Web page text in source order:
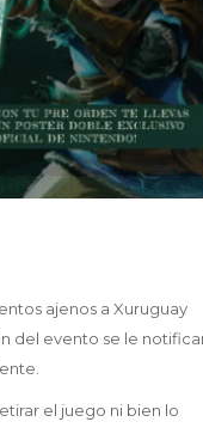
ajenos a Xuruguay
del evento se le
el juego ni bien lo